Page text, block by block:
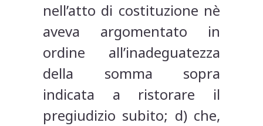
nell’atto di costituzione nè
aveva argomentato in
ordine all’inadeguatezza
della somma sopra
indicata a ristorare il
pregiudizio subito; d) che,